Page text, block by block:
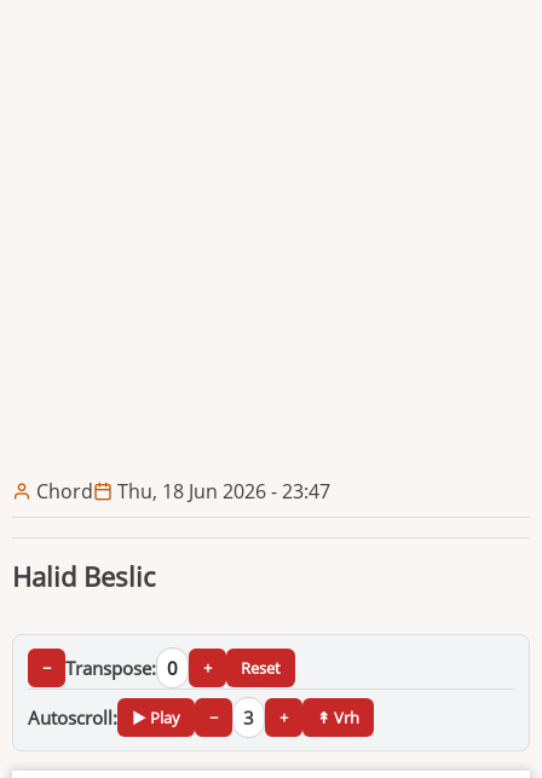
Chord Thu, 18 Jun 2026 - 23:47
Halid Beslic
− Transpose: 0 + Reset
Autoscroll: ▶ Play − 3 + ↟ Vrh